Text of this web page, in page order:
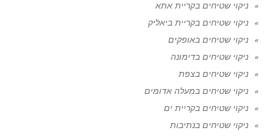
ניקוי שטיחים בקריית אתא
ניקוי שטיחים בקריית ביאליק
ניקוי שטיחים באופקים
ניקוי שטיחים בדימונה
ניקוי שטיחים בצפת
ניקוי שטיחים במעלה אדומים
ניקוי שטיחים בקריית ים
ניקוי שטיחים בנתיבות